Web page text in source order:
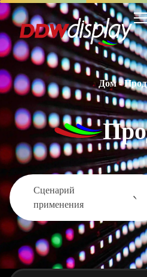
Дом-
Сценарий
применения